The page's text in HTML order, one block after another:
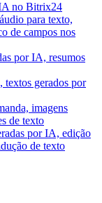
no Bitrix24
para texto,
de campos nos
por IA, resumos
textos gerados por
imagens
de texto
por IA, edição
de texto